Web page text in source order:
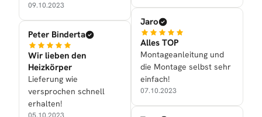
09.10.2023
Peter Binderta
Wir lieben den
Heizkörper
Lieferung wie
versprochen schnell
erhalten!
Jaro
Alles TOP
Montageanleitung und
die Montage selbst sehr
einfach!
07.10.2023